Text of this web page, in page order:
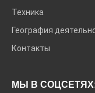
Техника
География
Контакты
МЫ В